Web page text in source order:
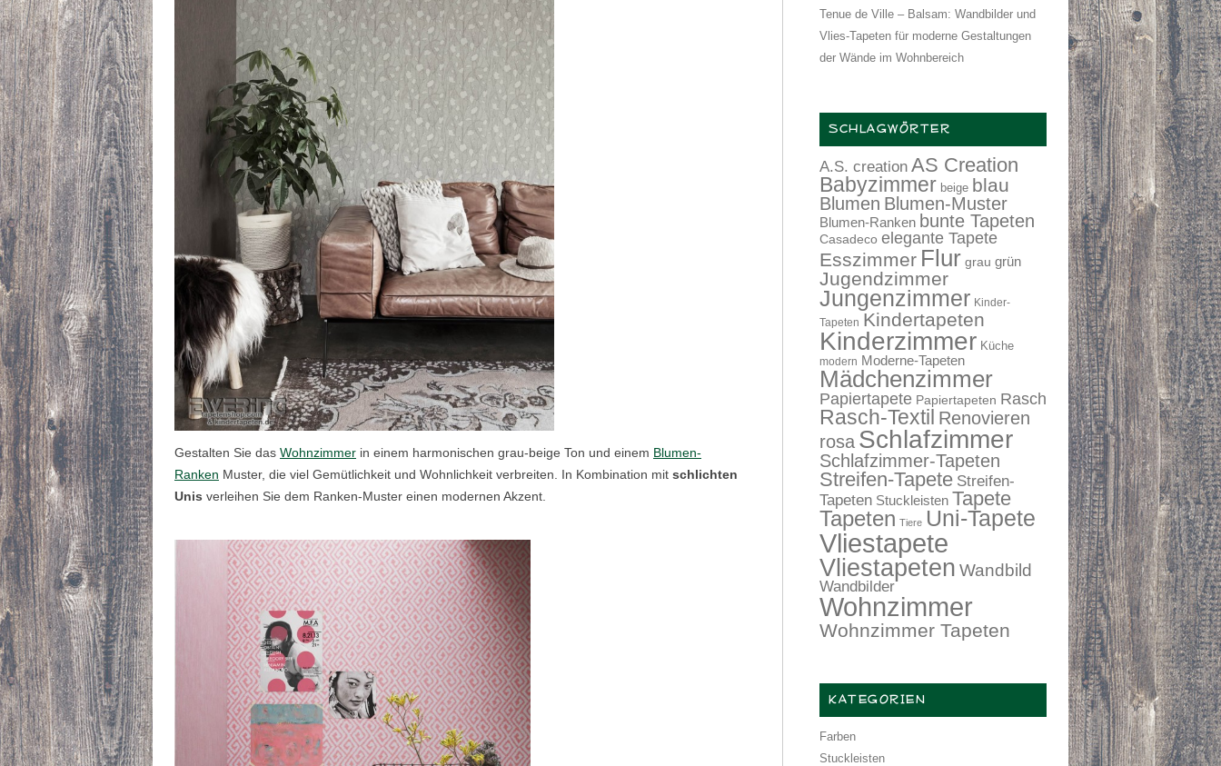
Gestalten Sie das Wohnzimmer in einem harmonischen grau-beige Ton und einem Blumen-
Ranken Muster, die viel Gemütlichkeit und Wohnlichkeit verbreiten. In Kombination mit schlichten
Unis verleihen Sie dem Ranken-Muster einen modernen Akzent.
Tenue de Ville – Balsam: Wandbilder und
Vlies-Tapeten für moderne Gestaltungen
der Wände im Wohnbereich
SCHLAGWÖRTER
A.S. creation AS Creation
Babyzimmer beige blau
Blumen Blumen-Muster
Blumen-Ranken bunte Tapeten
Casadeco elegante Tapete
Esszimmer Flur grau grün
Jugendzimmer
Jungenzimmer Kinder-
Tapeten Kindertapeten
Kinderzimmer Küche
modern Moderne-Tapeten
Mädchenzimmer
Papiertapete Papiertapeten Rasch
Rasch-Textil Renovieren
rosa Schlafzimmer
Schlafzimmer-Tapeten
Streifen-Tapete Streifen-
Tapeten Stuckleisten Tapete
Tapeten Tiere Uni-Tapete
Vliestapete
Vliestapeten Wandbild
Wandbilder
Wohnzimmer
Wohnzimmer Tapeten
KATEGORIEN
Farben
Stuckleisten